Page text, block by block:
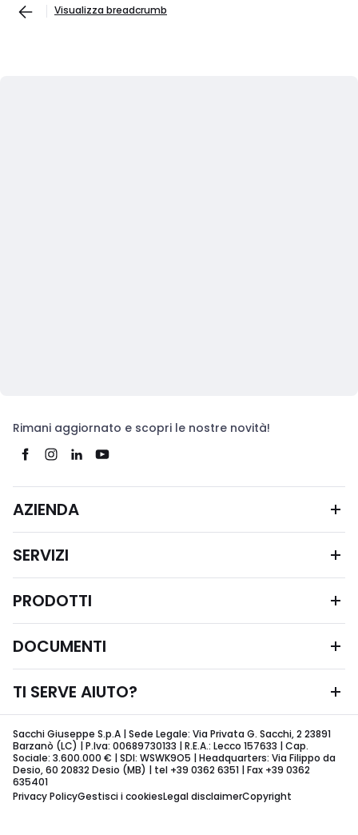
Visualizza breadcrumb
Rimani aggiornato e scopri le nostre novità!
AZIENDA
SERVIZI
PRODOTTI
DOCUMENTI
TI SERVE AIUTO?
Sacchi Giuseppe S.p.A | Sede Legale: Via Privata G. Sacchi, 2 23891
Barzanò (LC) | P.Iva: 00689730133 | R.E.A.: Lecco 157633 | Cap.
Sociale: 3.600.000 € | SDI: WSWK9O5 | Headquarters: Via Filippo da
Desio, 60 20832 Desio (MB) | tel +39 0362 6351 | Fax +39 0362
635401
Privacy PolicyGestisci i cookiesLegal disclaimerCopyright